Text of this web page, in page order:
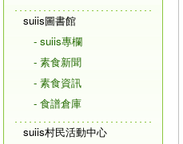
suiis圖書館
- suiis專欄
- 素食新聞
- 素食資訊
- 食譜倉庫
suiis村民活動中心